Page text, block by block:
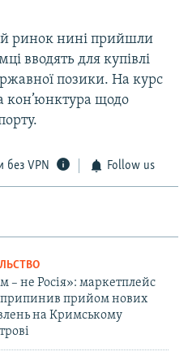
ринок нині прийшли
вводять для купівлі
позики. На курс
кон’юнктура щодо
без VPN Follow us
– не Росія»: маркетплейс
припинив прийом нових
на Кримському